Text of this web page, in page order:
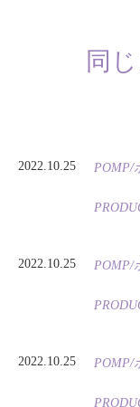
同
2022.10.25 POMP/
2022.10.25 POMP/
2022.10.25 POMP/